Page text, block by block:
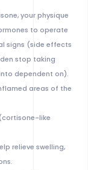
your physique
to operate
signs (side effects
stop taking
dependent on).
areas of the
like
relieve swelling,